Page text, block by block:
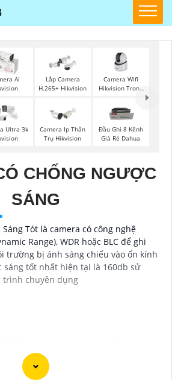
Ai
Lắp Camera
H.265+ Hikvision
Camera Wifi
Hikvision Trong
Ultra 3k
Camera Ip Thân
Trụ Hikvision
Đầu Ghi 8 Kênh
Giá Rẻ Dahua
CHỐNG NGƯỢC
SÁNG
Tót là camera có công nghệ
Range), WDR hoặc BLC để ghi
trường bị ánh sáng chiếu vào ốn kính
sáng tốt nhất hiện tại là 160db sử
trình chuyên dụng
giúp phát hiện và phân biệt
độ chính xác cao. Hệ thống có